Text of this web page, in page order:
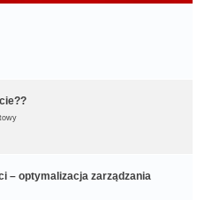
– optymalizacja zarządzania